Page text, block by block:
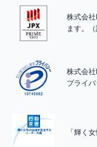
株式会
ます。
株式会
プライ
「輝く